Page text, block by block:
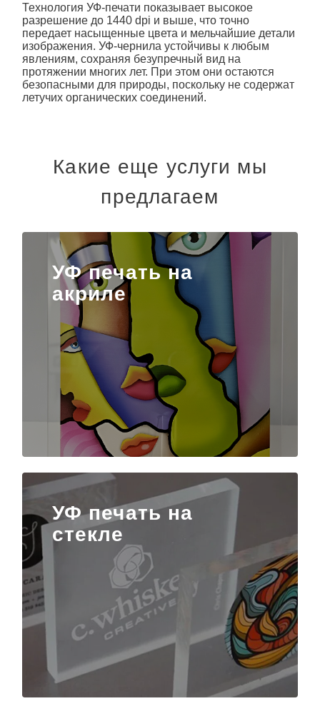
Технология УФ-печати показывает высокое
разрешение до 1440 dpi и выше, что точно
передает насыщенные цвета и мельчайшие детали
изображения. УФ-чернила устойчивы к любым
явлениям, сохраняя безупречный вид на
протяжении многих лет. При этом они остаются
безопасными для природы, поскольку не содержат
летучих органических соединений.
Какие еще услуги мы
предлагаем
УФ печать на
акриле
УФ печать на
стекле